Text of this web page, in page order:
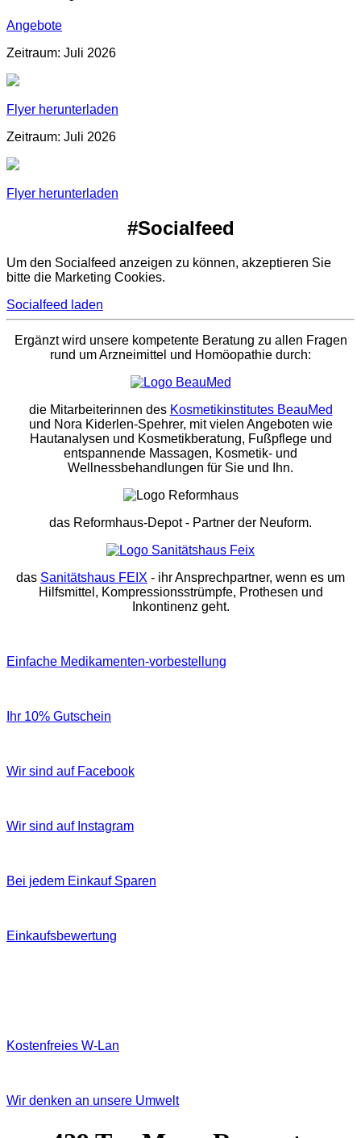
Angebote
Zeitraum: Juli 2026
Flyer herunterladen
Zeitraum: Juli 2026
Flyer herunterladen
#Socialfeed
Um den Socialfeed anzeigen zu können, akzeptieren Sie
bitte die Marketing Cookies.
Socialfeed laden
Ergänzt wird unsere kompetente Beratung zu allen Fragen
rund um Arzneimittel und Homöopathie durch:
die Mitarbeiterinnen des Kosmetikinstitutes BeauMed
und Nora Kiderlen-Spehrer, mit vielen Angeboten wie
Hautanalysen und Kosmetikberatung, Fußpflege und
entspannende Massagen, Kosmetik- und
Wellnessbehandlungen für Sie und Ihn.
das Reformhaus-Depot- Partner der Neuform.
das Sanitätshaus FEIX - ihr Ansprechpartner, wenn es um
Hilfsmittel, Kompressionsstrümpfe, Prothesen und
Inkontinenz geht.
Einfache Medikamenten-vorbestellung
Ihr 10% Gutschein
Wir sind auf Facebook
Wir sind auf Instagram
Bei jedem Einkauf Sparen
Einkaufsbewertung
Kostenfreies W‐Lan
Wir denken an unsere Umwelt